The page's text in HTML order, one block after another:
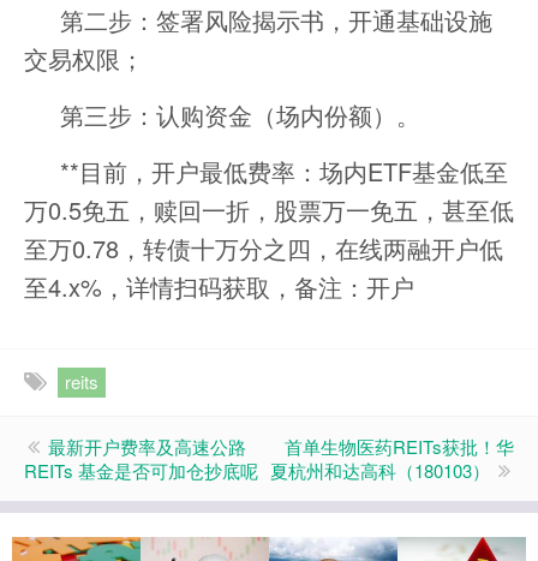
第二步：签署风险揭示书，开通基础设施
交易权限；
第三步：认购资金（场内份额）。
**目前，开户最低费率：场内ETF基金低至
万0.5免五，赎回一折，股票万一免五，甚至低
至万0.78，转债十万分之四，在线两融开户低
至4.x%，详情扫码获取，备注：开户
reits
最新开户费率及高速公路
REITs 基金是否可加仓抄底呢
首单生物医药REITs获批！华
夏杭州和达高科（180103）